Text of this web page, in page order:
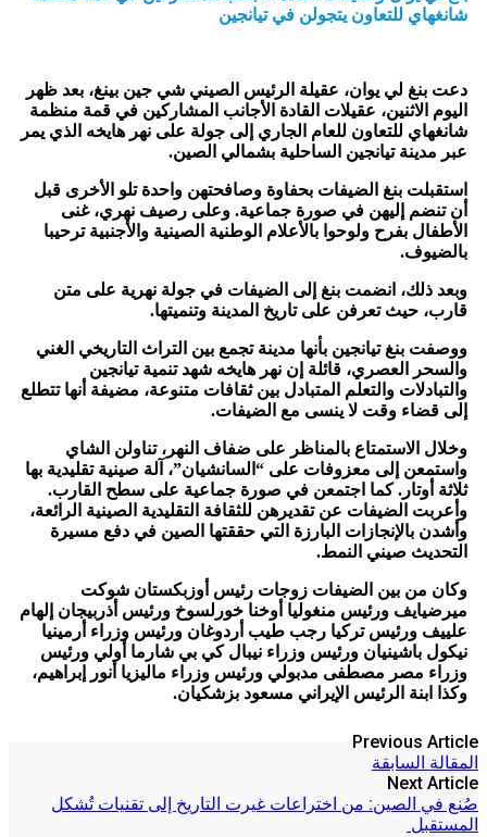
شانغهاي للتعاون يتجولن في تيانجين
دعت بنغ لي يوان، عقيلة الرئيس الصيني شي جين بينغ، بعد ظهر
اليوم الاثنين، عقيلات القادة الأجانب المشاركين في قمة منظمة
شانغهاي للتعاون للعام الجاري إلى جولة على نهر هايخه الذي يمر
عبر مدينة تيانجين الساحلية بشمالي الصين.
استقبلت بنغ الضيفات بحفاوة وصافحتهن واحدة تلو الأخرى قبل
أن تنضم إليهن في صورة جماعية. وعلى رصيف نهري، غنى
الأطفال بفرح ولوحوا بالأعلام الوطنية الصينية والأجنبية ترحيبا
بالضيوف.
وبعد ذلك، انضمت بنغ إلى الضيفات في جولة نهرية على متن
قارب، حيث تعرفن على تاريخ المدينة وتنميتها.
ووصفت بنغ تيانجين بأنها مدينة تجمع بين التراث التاريخي الغني
والسحر العصري، قائلة إن نهر هايخه شهد تنمية تيانجين
والتبادلات والتعلم المتبادل بين ثقافات متنوعة، مضيفة أنها تتطلع
إلى قضاء وقت لا ينسى مع الضيفات.
وخلال الاستمتاع بالمناظر على ضفاف النهر، تناولن الشاي
واستمعن إلى معزوفات على “السانشيان”، آلة صينية تقليدية بها
ثلاثة أوتار. كما اجتمعن في صورة جماعية على سطح القارب.
وأعربت الضيفات عن تقديرهن للثقافة التقليدية الصينية الرائعة،
وأشدن بالإنجازات البارزة التي حققتها الصين في دفع مسيرة
التحديث صيني النمط.
وكان من بين الضيفات زوجات رئيس أوزبكستان شوكت
ميرضيايف ورئيس منغوليا أوخنا خورلسوخ ورئيس أذربيجان إلهام
علييف ورئيس تركيا رجب طيب أردوغان ورئيس وزراء أرمينيا
نيكول باشينيان ورئيس وزراء نيبال كي بي شارما أولي ورئيس
وزراء مصر مصطفى مدبولي ورئيس وزراء ماليزيا أنور إبراهيم،
وكذا ابنة الرئيس الإيراني مسعود بزشكيان.
Previous Article
المقالة السابقة
Next Article
صُنع في الصين: من اختراعات غيرت التاريخ إلى تقنيات تُشكل
المستقبل